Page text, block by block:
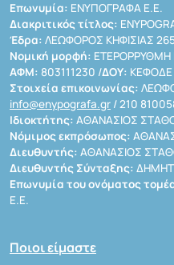
Επωνυμία: ΕΝΥΠΟΓΡΑΦΑ Ε.Ε.
Διακριτικός τίτλος:
Έδρα: ΛΕΩΦΟΡΟΣ ΚΗΦΙΣΙΑΣ
Νομική μορφή: ΕΤΕΡΟΡΡΥΘΜΗ
ΑΦΜ: 803111230 /ΔΟΥ: ΚΕΦΟΔΕ
Στοιχεία επικοινωνίας:
info@enypografa.gr / 210
Ιδιοκτήτης: ΑΘΑΝΑΣΙΟΣ
Νόμιμος εκπρόσωπος:
Διευθυντής: ΑΘΑΝΑΣΙΟΣ
Διευθυντής Σύνταξης:
Επωνυμία του ονόματος
Ε.Ε.
Ποιοι είμαστε